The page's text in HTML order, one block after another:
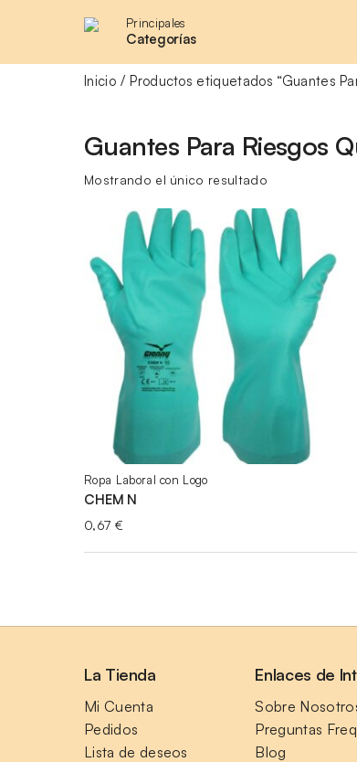
Principales
Categorías
Inicio Productos etiquetados “Guantes
Guantes Para Riesgos
Mostrando el único resultado
Ropa Laboral con Logo
CHEM N
0,67 €
La Tienda
Mi Cuenta
Pedidos
Lista de deseos
Enlaces de
Sobre
Preguntas
Blog